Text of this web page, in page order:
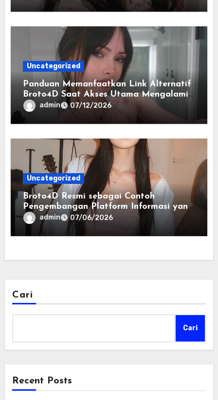
Uncategorized
Panduan Memanfaatkan Link Alternatif
Broto4D Saat Akses Utama Mengalami
Kendala
admin 07/12/2026
Uncategorized
Broto4D Resmi sebagai Contoh
Pengembangan Platform Informasi yang
Responsif terhadap Kebutuhan
Pengguna
admin 07/06/2026
Cari
Cari
Recent Posts